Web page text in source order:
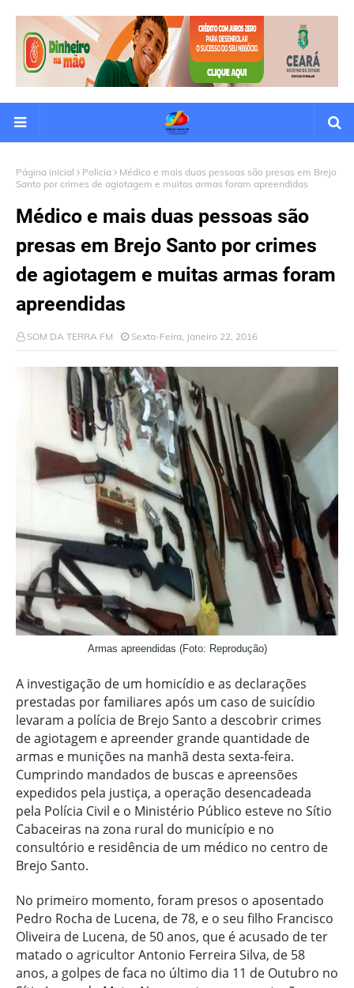
Página inicial Policia
Médico e mais duas pessoas são presas em Brejo
Santo por crimes de agiotagem e muitas armas foram apreendidas
Médico e mais duas pessoas são
presas em Brejo Santo por crimes
de agiotagem e muitas armas foram
apreendidas
SOM DA TERRA FM Sexta-Feira, Janeiro 22, 2016
Armas apreendidas (Foto: Reprodução)
A investigação de um homicídio e as declarações
prestadas por familiares após um caso de suicídio
levaram a polícia de Brejo Santo a descobrir crimes
de agiotagem e apreender grande quantidade de
armas e munições na manhã desta sexta-feira.
Cumprindo mandados de buscas e apreensões
expedidos pela justiça, a operação desencadeada
pela Polícia Civil e o Ministério Público esteve no Sítio
Cabaceiras na zona rural do município e no
consultório e residência de um médico no centro de
Brejo Santo.
No primeiro momento, foram presos o aposentado
Pedro Rocha de Lucena, de 78, e o seu filho Francisco
Oliveira de Lucena, de 50 anos, que é acusado de ter
matado o agricultor Antonio Ferreira Silva, de 58
anos, a golpes de faca no último dia 11 de Outubro no